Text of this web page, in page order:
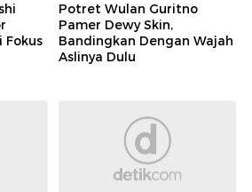
Fokus
Potret Wulan Guritno
Pamer Dewy Skin,
Bandingkan Dengan Wajah
Aslinya Dulu